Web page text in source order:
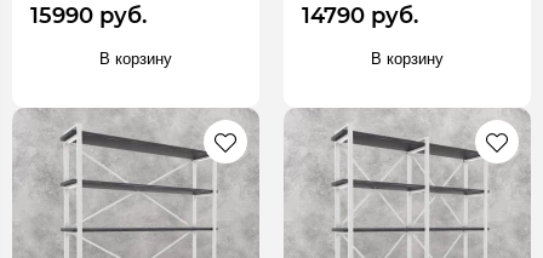
15990 руб.
В корзину
14790 руб.
В корзину